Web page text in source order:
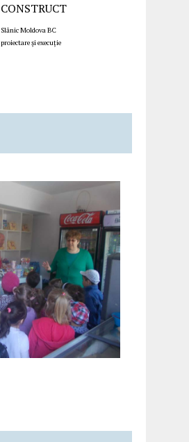
CONSTRUCT
Slănic Moldova BC
proiectare și execuție